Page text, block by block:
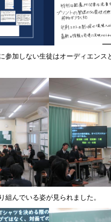
参加しない生徒はオーディエンス
組んでいる姿が見られました。